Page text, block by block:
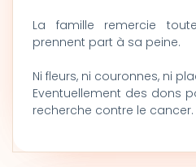
La famille remercie
prennent part à sa peine.
Ni fleurs, ni couronnes, ni
Eventuellement des dons
recherche contre le cancer.